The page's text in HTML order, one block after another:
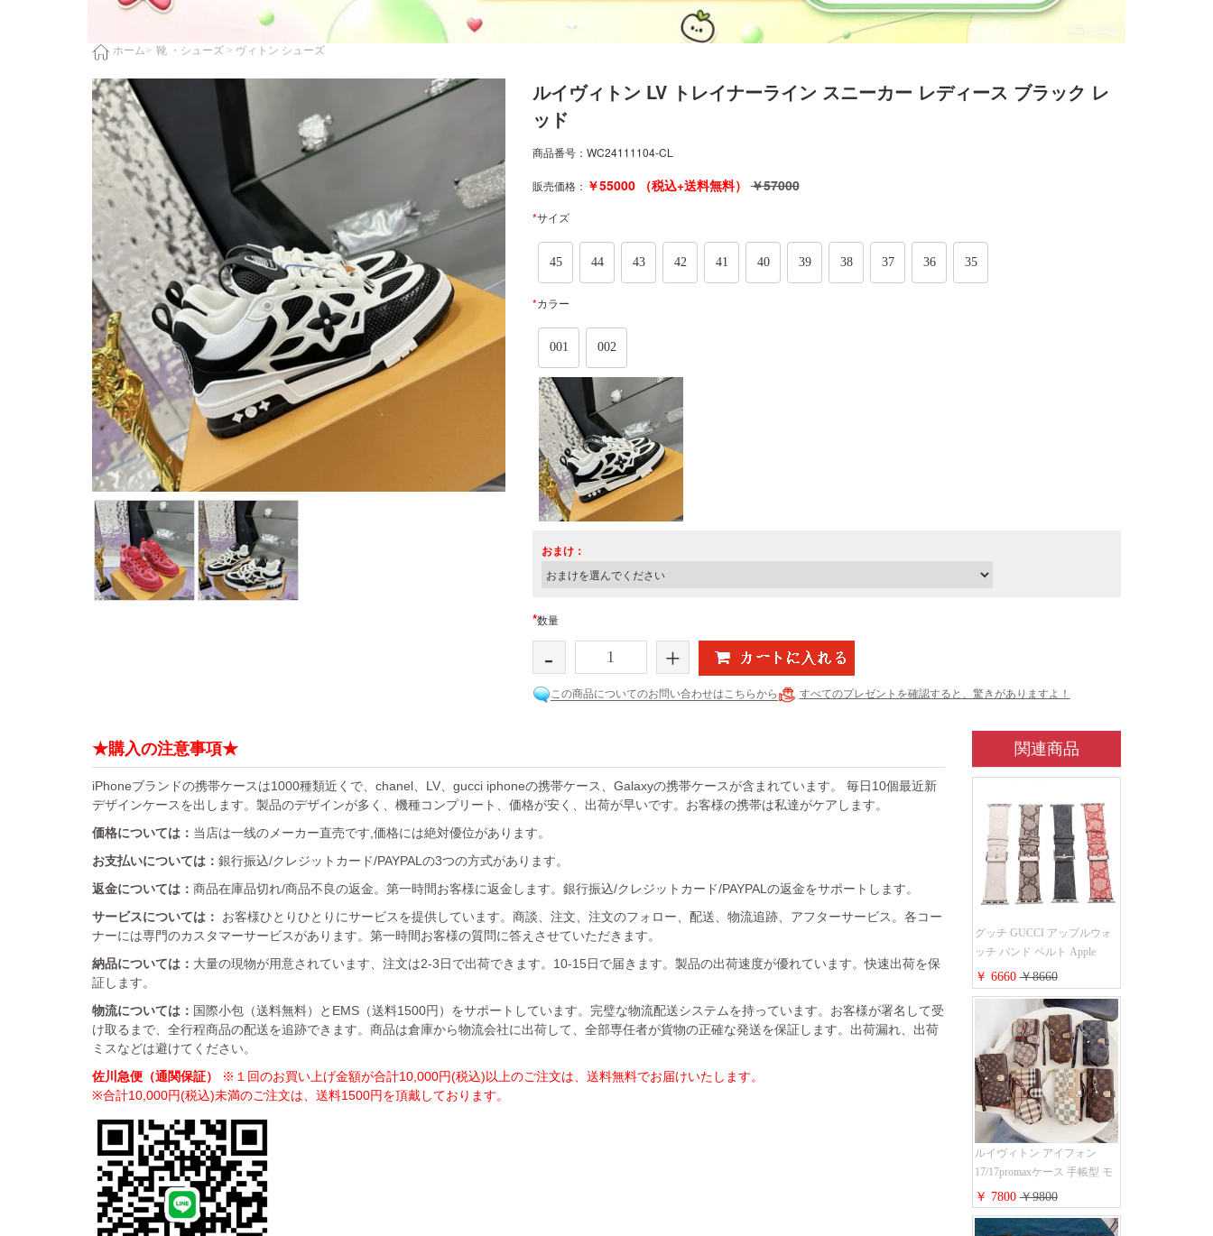
ホーム> 靴 ・シューズ > ヴィトン シューズ
ルイヴィトン LV トレイナーライン スニーカー レディース ブラック レ
ッド
商品番号： WC24111104-CL
販売価格： ￥55000（税込+送料無料）￥57000
*サイズ
45 44 43 42 41 40 39 38 37 36 35
*カラー
001 002
おまけ：
*数量
- +
この商品についてのお問い合わせはこちらから すべてのプレゼントを確認すると、驚きがありますよ！
★購入の注意事項★
iPhoneブランドの携帯ケースは1000種類近くで、chanel、LV、gucci iphoneの携帯ケース、Galaxyの携帯ケースが含まれています。 毎日10個最近新
デザインケースを出します。製品のデザインが多く、機種コンプリート、価格が安く、出荷が早いです。お客様の携帯は私達がケアします。
価格については： 当店は一线のメーカー直売です,価格には絶対優位があります。
お支払いについては： 銀行振込/クレジットカード/PAYPALの3つの方式があります。
返金については： 商品在庫品切れ/商品不良の返金。第一時間お客様に返金します。銀行振込/クレジットカード/PAYPALの返金をサポートします。
サービスについては：
お客様ひとりひとりにサービスを提供しています。商談、注文、注文のフォロー、配送、物流追跡、アフターサービス。各コー
ナーには専門のカスタマーサービスがあります。第一時間お客様の質問に答えさせていただきます。
納品については： 大量の現物が用意されています、注文は2-3日で出荷できます。10-15日で届きます。製品の出荷速度が優れています。快速出荷を保
証します。
物流については： 国際小包（送料無料）とEMS（送料1500円）をサポートしています。完璧な物流配送システムを持っています。お客様が署名して受
け取るまで、全行程商品の配送を追跡できます。商品は倉庫から物流会社に出荷して、全部専任者が貨物の正確な発送を保証します。出荷漏れ、出荷
ミスなどは避けてください。
佐川急便（通関保証）
※１回のお買い上げ金額が合計10,000円(税込)以上のご注文は、送料無料でお届けいたします。
※合計10,000円(税込)未満のご注文は、送料1500円を頂戴しております。
関連商品
グッチ GUCCI アップルウォ
ッチ バンド ベルト Apple
Watch ベルト交換 レザーベル
ト レザーバンド ウォッチバ
ンド 38mm 40mm 42mm 44mm
人気新作
￥ 6660￥8660
ルイヴィトン アイフォン
17/17promaxケース 手帳型 モ
ノグラム 定番柄 airpods 4/3/2
proケース 2点セット激安 グ
ッチiphone16pro/16/15ケース
￥ 7800￥9800